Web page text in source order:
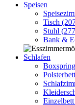
Speisen
Tisch
Stuhl
Bank &
Schlafen
Polsterbett
Einzelbett